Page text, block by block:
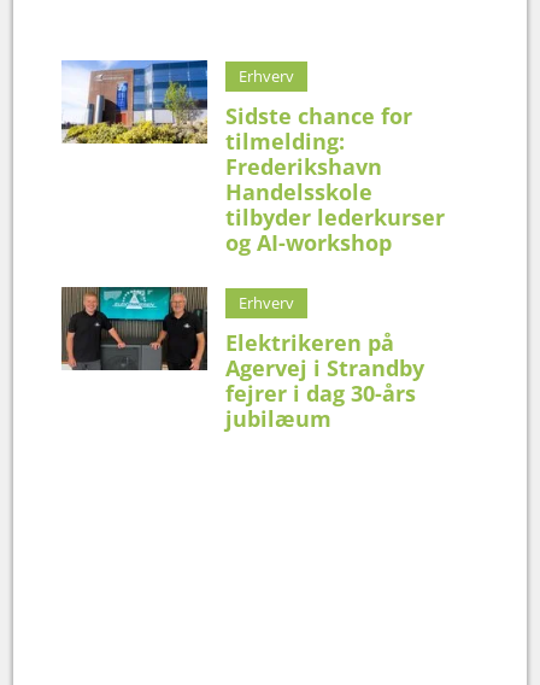
Erhverv
Sidste chance for
tilmelding:
Frederikshavn
Handelsskole
tilbyder lederkurser
og AI-workshop
Erhverv
Elektrikeren på
Agervej i Strandby
fejrer i dag 30-års
jubilæum